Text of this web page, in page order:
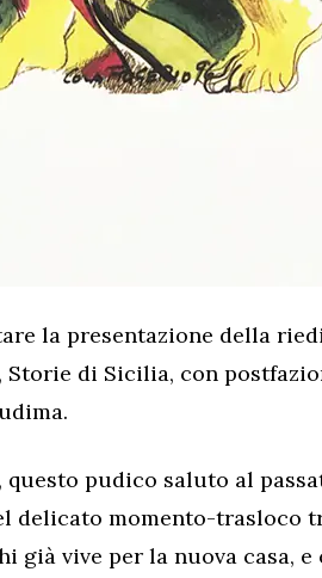
la presentazione della
Storie di Sicilia, con
pudico saluto al
delicato momento-trasloco
già vive per la nuova casa, e